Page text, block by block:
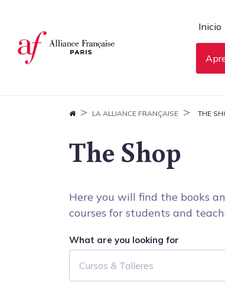
Inicio
LA ALLIANCE FRANÇAISE THE
The Shop
Here you will find the books
courses for students and
What are you looking for
Cursos & Talleres